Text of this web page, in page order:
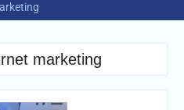
marketing